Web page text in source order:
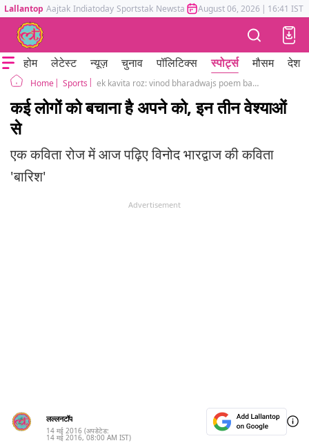
Lallantop Aajtak Indiatoday Sportstak Newstak Mumbai Tak Astrotak
August 06, 2026 | 16:41 IST
होम लेटेस्ट न्यूज़ चुनाव पॉलिटिक्स स्पोर्ट्स मौसम देश
Home Sports ek kavita roz: vinod bharadwajs poem barish
कई लोगों को बचाना है अपने को, इन तीन वेश्याओं
से
एक कविता रोज में आज पढ़िए विनोद भारद्वाज की कविता
'बारिश'
Advertisement
लल्लनटॉप
14 मई 2016 (अपडेटेड:
14 मई 2016, 08:00 AM IST)